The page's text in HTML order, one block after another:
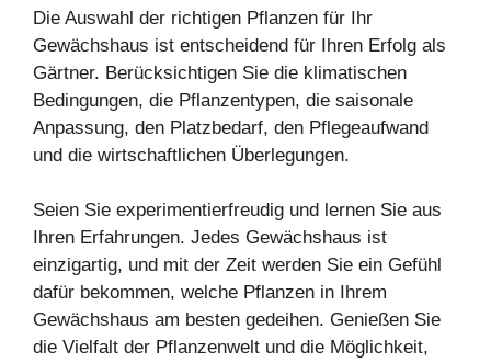
Die Auswahl der richtigen Pflanzen für Ihr
Gewächshaus ist entscheidend für Ihren Erfolg als
Gärtner. Berücksichtigen Sie die klimatischen
Bedingungen, die Pflanzentypen, die saisonale
Anpassung, den Platzbedarf, den Pflegeaufwand
und die wirtschaftlichen Überlegungen.
Seien Sie experimentierfreudig und lernen Sie aus
Ihren Erfahrungen. Jedes Gewächshaus ist
einzigartig, und mit der Zeit werden Sie ein Gefühl
dafür bekommen, welche Pflanzen in Ihrem
Gewächshaus am besten gedeihen. Genießen Sie
die Vielfalt der Pflanzenwelt und die Möglichkeit,